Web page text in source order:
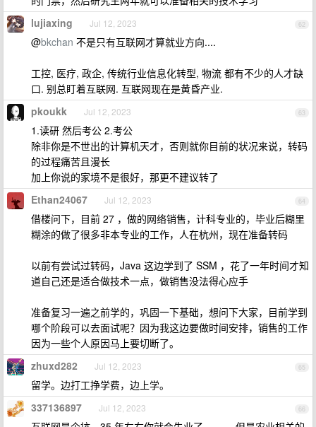
62
lujiaxing Jul 12, 2023
@bkchan 不是只有互联网才算就业方向....
工控, 医疗, 政企, 传统行业信息化转型, 物流 都有不少的人才缺
口. 别总盯着互联网. 互联网现在是黄昏产业.
63
pkoukk Jul 12, 2023
1.读研 然后考公 2.考公
除非你是不世出的计算机天才，否则就你目前的状况来说，转码
的过程痛苦且漫长
加上你说的家境不是很好，那更不建议转了
64
Ethan24067 Jul 12, 2023
借楼问下，目前 27 ，做的网络销售，计科专业的，毕业后糊里
糊涂的做了很多非本专业的工作，人在杭州，现在准备转码
以前有尝试过转码，Java 这边学到了 SSM ，花了一年时间才知
道自己还是适合做技术一点，做销售没法得心应手
准备复习一遍之前学的，巩固一下基础，想问下大家，目前学到
哪个阶段可以去面试呢？因为我这边要做时间安排，销售的工作
因为一些个人原因马上要切断了。
65
zhuxd282 Jul 12, 2023
留学。边打工挣学费，边上学。
66
337136897 Jul 12, 2023